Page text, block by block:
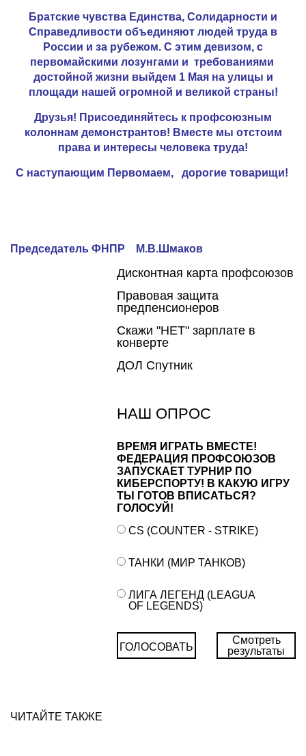
Братские чувства Единства, Солидарности и
Справедливости объединяют людей труда в
России и за рубежом. С этим девизом, с
первомайскими лозунгами и требованиями
достойной жизни выйдем 1 Мая на улицы и
площади нашей огромной и великой страны!
Друзья! Присоединяйтесь к профсоюзным
колоннам демонстрантов! Вместе мы отстоим
права и интересы человека труда!
С наступающим Первомаем, дорогие товарищи!
Председатель ФНПР М.В.Шмаков
Дисконтная карта профсоюзов
Правовая защита
предпенсионеров
Скажи "НЕТ" зарплате в
конверте
ДОЛ Спутник
НАШ ОПРОС
ВРЕМЯ ИГРАТЬ ВМЕСТЕ!
ФЕДЕРАЦИЯ ПРОФСОЮЗОВ
ЗАПУСКАЕТ ТУРНИР ПО
КИБЕРСПОРТУ! В КАКУЮ ИГРУ
ТЫ ГОТОВ ВПИСАТЬСЯ?
ГОЛОСУЙ!
CS (COUNTER - STRIKE)
ТАНКИ (МИР ТАНКОВ)
ЛИГА ЛЕГЕНД (LEAGUA
OF LEGENDS)
ГОЛОСОВАТЬ
Смотреть
результаты
ЧИТАЙТЕ ТАКЖЕ